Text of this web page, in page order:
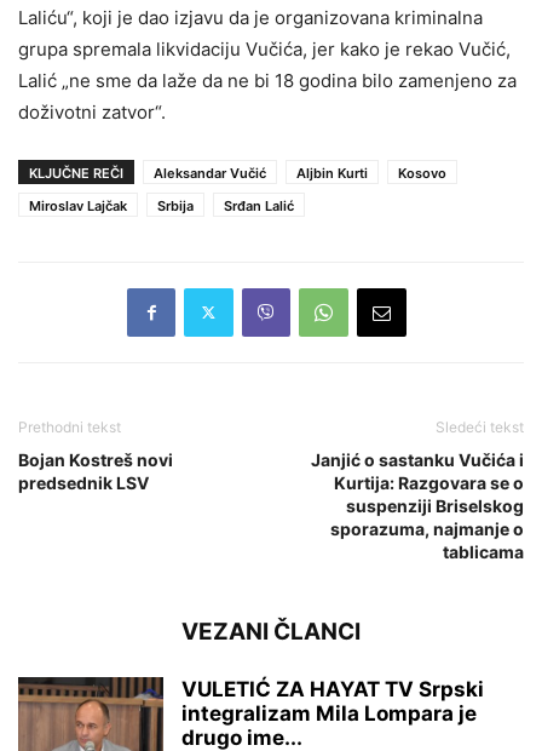
Laliću“, koji je dao izjavu da je organizovana kriminalna
grupa spremala likvidaciju Vučića, jer kako je rekao Vučić,
Lalić „ne sme da laže da ne bi 18 godina bilo zamenjeno za
doživotni zatvor“.
KLJUČNE REČI Aleksandar Vučić Aljbin Kurti
Kosovo
Miroslav Lajčak
Srbija Srđan Lalić
Prethodni tekst
Bojan Kostreš novi
predsednik LSV
Sledeći tekst
Janjić o sastanku Vučića i
Kurtija: Razgovara se o
suspenziji Briselskog
sporazuma, najmanje o
tablicama
VEZANI ČLANCI
VULETIĆ ZA HAYAT TV Srpski
integralizam Mila Lompara je
drugo ime...